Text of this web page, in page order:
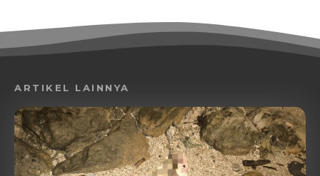
ARTIKEL LAINNYA